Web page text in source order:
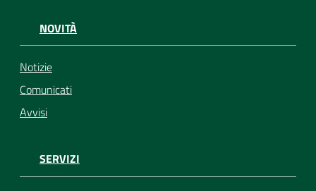
NOVITÀ
Notizie
Comunicati
Avvisi
SERVIZI